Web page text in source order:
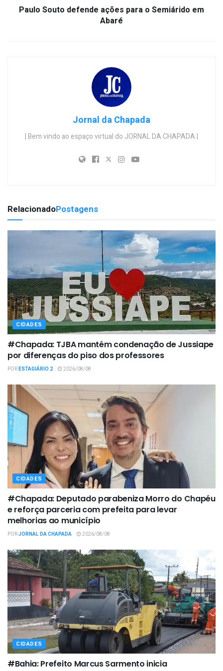
Paulo Souto defende ações para o Semiárido em
Abaré
Jornal da Chapada
| Bem vindo ao espaço virtual do JORNAL DA CHAPADA |
RelacionadoPostagens
CIDADES
#Chapada: TJBA mantém condenação de Jussiape
por diferenças do piso dos professores
PORESTAGIÁRIO 2 2026/08/08
CIDADES
#Chapada: Deputado parabeniza Morro do Chapéu
e reforça parceria com prefeita para levar
melhorias ao município
PORJORNAL DA CHAPADA 2026/08/08
CIDADES
#Bahia: Prefeito Marcus Sarmento inicia